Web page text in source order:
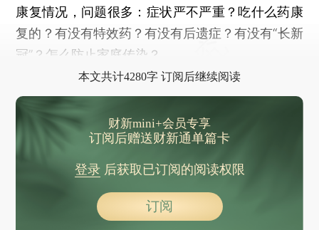
康复情况，问题很多：症状严不严重？吃什么药康
复的？有没有特效药？有没有后遗症？有没有“长新
冠”？怎么防止家庭传染？
本文共计4280字 订阅后继续阅读
财新mini+会员专享
订阅后赠送财新通单篇卡
登录后获取已订阅的阅读权限
订阅